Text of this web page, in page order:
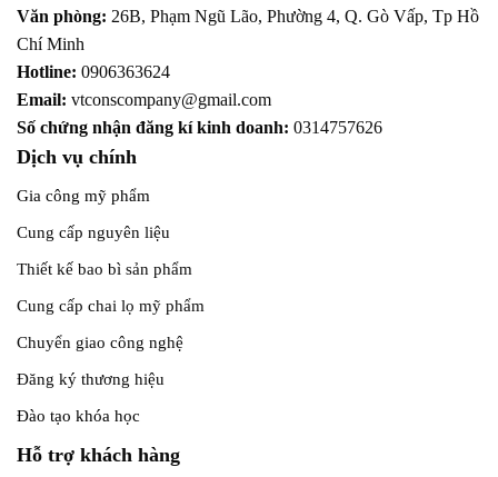
Văn phòng: 26B, Phạm Ngũ Lão, Phường 4, Q. Gò Vấp, Tp Hồ
Chí Minh
Hotline: 0906363624
Email: vtconscompany@gmail.com
Số chứng nhận đăng kí kinh doanh: 0314757626
Dịch vụ chính
Gia công mỹ phẩm
Cung cấp nguyên liệu
Thiết kế bao bì sản phẩm
Cung cấp chai lọ mỹ phẩm
Chuyển giao công nghệ
Đăng ký thương hiệu
Đào tạo khóa học
Hỗ trợ khách hàng